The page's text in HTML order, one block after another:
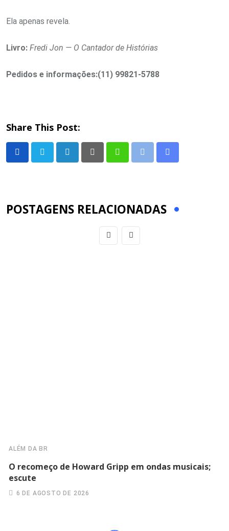
Ela apenas revela.
Livro: Fredi Jon — O Cantador de Histórias
Pedidos e informações:(11) 99821-5788
Share This Post:
POSTAGENS RELACIONADAS
ALÉM DA BR
O recomeço de Howard Gripp em ondas musicais;
escute
6 DE AGOSTO DE 2026